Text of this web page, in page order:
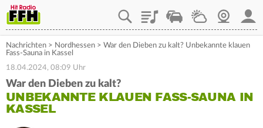
PlaylistStaupilotWetterWebcam
Nachrichten > Nordhessen > War den Dieben zu kalt? Unbekannte klauen
Fass-Sauna in Kassel
18.04.2024, 08:09 Uhr
War den Dieben zu kalt?
UNBEKANNTE KLAUEN FASS-SAUNA IN
KASSEL